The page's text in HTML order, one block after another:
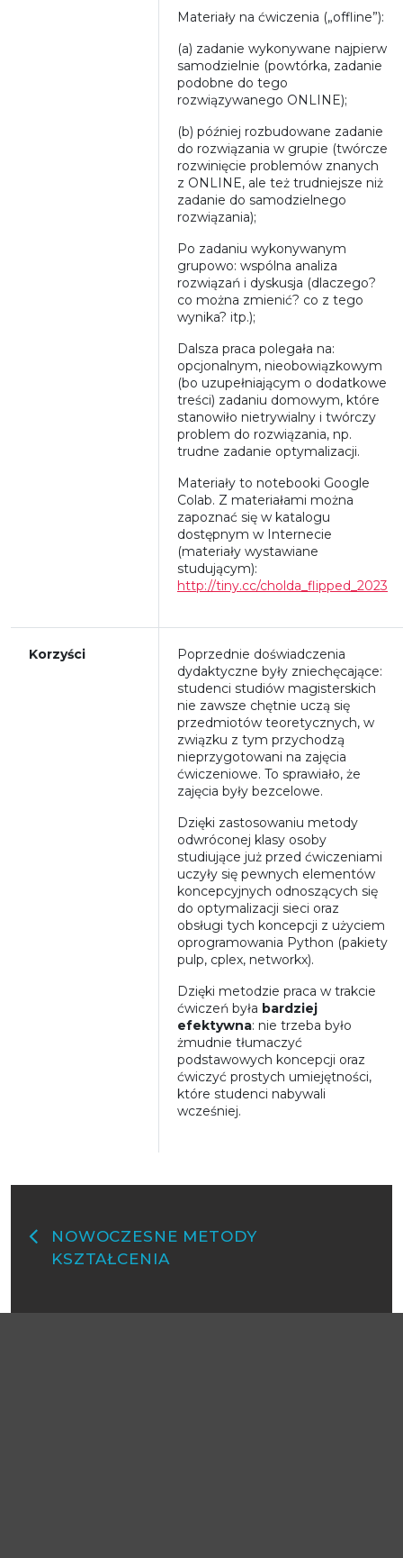
Materiały na ćwiczenia („offline”):
(a) zadanie wykonywane najpierw
samodzielnie (powtórka, zadanie
podobne do tego
rozwiązywanego ONLINE);
(b) później rozbudowane zadanie
do rozwiązania w grupie (twórcze
rozwinięcie problemów znanych
z ONLINE, ale też trudniejsze niż
zadanie do samodzielnego
rozwiązania);
Po zadaniu wykonywanym
grupowo: wspólna analiza
rozwiązań i dyskusja (dlaczego?
co można zmienić? co z tego
wynika? itp.);
Dalsza praca polegała na:
opcjonalnym, nieobowiązkowym
(bo uzupełniającym o dodatkowe
treści) zadaniu domowym, które
stanowiło nietrywialny i twórczy
problem do rozwiązania, np.
trudne zadanie optymalizacji.
Materiały to notebooki Google
Colab. Z materiałami można
zapoznać się w katalogu
dostępnym w Internecie
(materiały wystawiane
studującym):
http://tiny.cc/cholda_flipped_2023
Korzyści
Poprzednie doświadczenia
dydaktyczne były zniechęcające:
studenci studiów magisterskich
nie zawsze chętnie uczą się
przedmiotów teoretycznych, w
związku z tym przychodzą
nieprzygotowani na zajęcia
ćwiczeniowe. To sprawiało, że
zajęcia były bezcelowe.
Dzięki zastosowaniu metody
odwróconej klasy osoby
studiujące już przed ćwiczeniami
uczyły się pewnych elementów
koncepcyjnych odnoszących się
do optymalizacji sieci oraz
obsługi tych koncepcji z użyciem
oprogramowania Python (pakiety
pulp, cplex, networkx).
Dzięki metodzie praca w trakcie
ćwiczeń była bardziej
efektywna: nie trzeba było
żmudnie tłumaczyć
podstawowych koncepcji oraz
ćwiczyć prostych umiejętności,
które studenci nabywali
wcześniej.
NOWOCZESNE METODY
KSZTAŁCENIA